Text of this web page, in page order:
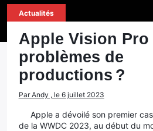
Actualités
Apple Vision Pro
problèmes de
productions ?
Par Andy , le 6 juillet 2023
Apple a dévoilé son premier
de la WWDC 2023, au début du